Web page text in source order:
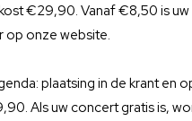
€29,90. Vanaf €8,50 is
op onze website.
plaatsing in de krant en
Als uw concert gratis is,